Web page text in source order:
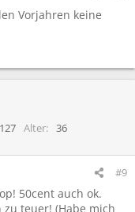
Vorjahren keine
127 Alter
36
#9
50cent auch ok.
zu teuer! (Habe mich